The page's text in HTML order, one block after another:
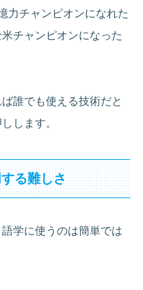
力チャンピオンになれた
チャンピオンになった
誰でも使える技術だと
します。
る難しさ
学に使うのは簡単では